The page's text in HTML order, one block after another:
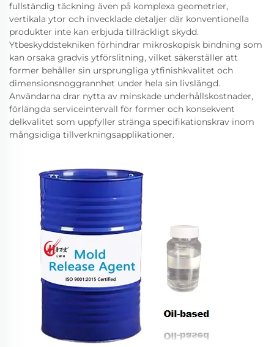
fullständig täckning även på komplexa geometrier,
vertikala ytor och invecklade detaljer där konventionella
produkter inte kan erbjuda tillräckligt skydd.
Ytbeskyddstekniken förhindrar mikroskopisk bindning som
kan orsaka gradvis ytförslitning, vilket säkerställer att
former behåller sin ursprungliga ytfinishkvalitet och
dimensionsnoggrannhet under hela sin livslängd.
Användarna drar nytta av minskade underhållskostnader,
förlängda serviceintervall för former och konsekvent
delkvalitet som uppfyller stränga specifikationskrav inom
mångsidiga tillverkningsapplikationer.